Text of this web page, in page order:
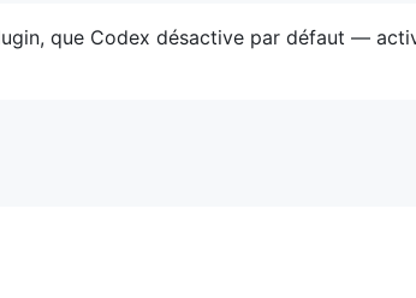
que Codex désactive par défaut —